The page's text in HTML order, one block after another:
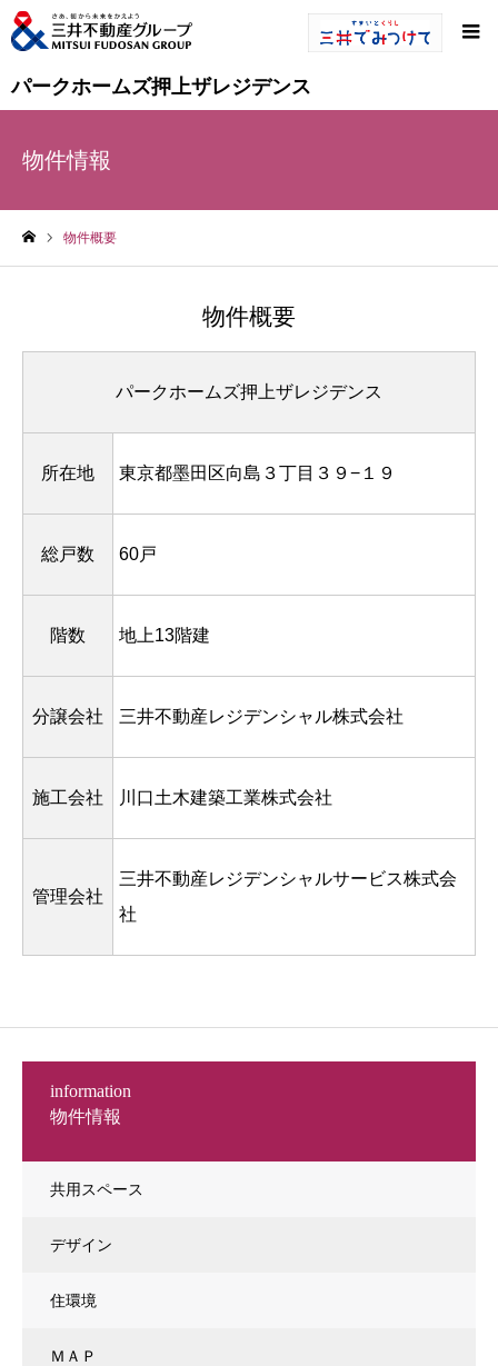
パークホームズ押上ザレジデンス
物件情報
物件概要
物件概要
パークホームズ押上ザレジデンス
所在地 東京都墨田区向島３丁目３９−１９
総戸数 60戸
階数 地上13階建
分譲会社 三井不動産レジデンシャル株式会社
施工会社 川口土木建築工業株式会社
管理会社
三井不動産レジデンシャルサービス株式会
社
物件情報
information
共用スペース
デザイン
住環境
ＭＡＰ